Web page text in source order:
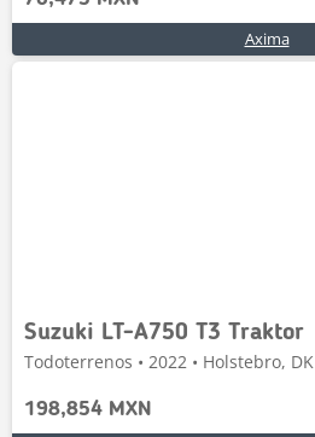
Axima
Suzuki LT-A750 T3 Traktor
Todoterrenos • 2022 • Holstebro, DK
198,854 MXN